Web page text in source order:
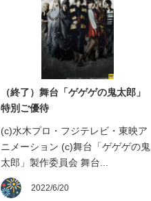
（終了）舞台「ゲゲゲの鬼太郎」
特別ご優待
(c)水木プロ・フジテレビ・東映ア
ニメーション (c)舞台「ゲゲゲの鬼
太郎」製作委員会 舞台...
2022/6/20